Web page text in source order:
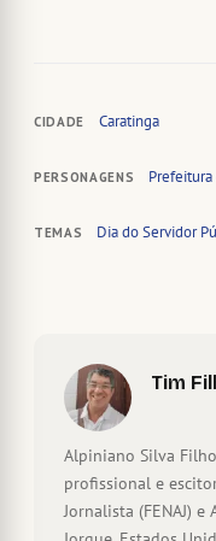
CIDADE Caratinga
PERSONAGENS Prefeitura
TEMAS Dia do Servidor
Tim
Alpiniano Silva
profissional e
Jornalista (FENAJ)